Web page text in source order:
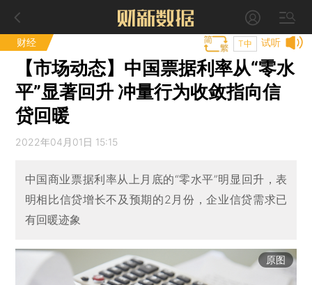
财经 试听
T中
【市场动态】中国票据利率从“零水
平”显著回升 冲量行为收敛指向信
贷回暖
2022年04月01日 15:15
中国商业票据利率从上月底的“零水平”明显回升，表
明相比信贷增长不及预期的2月份，企业信贷需求已
有回暖迹象
原图